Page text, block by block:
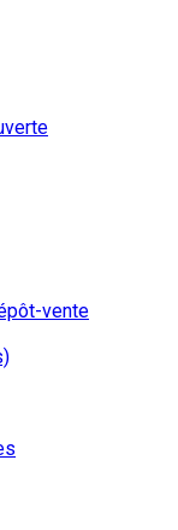
vente